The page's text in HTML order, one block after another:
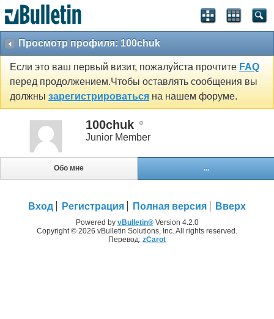
Просмотр профиля: 100chuk
Если это ваш первый визит, пожалуйста прочтите FAQ
перед продолжением.Чтобы оставлять сообщения вы
должны зарегистрироваться на нашем форуме.
100chuk
Junior Member
Обо мне ...
Вход Регистрация Полная версия Вверх
Powered by vBulletin®Version 4.2.0
Copyright © 2026 vBulletin Solutions, Inc. All rights reserved.
Перевод: zCarot